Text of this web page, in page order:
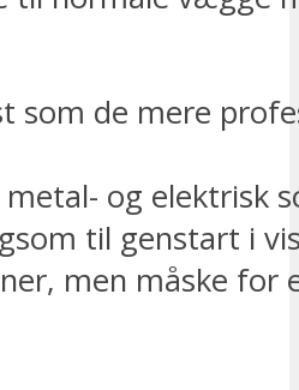
som de mere
og elektrisk
til genstart i
men måske for